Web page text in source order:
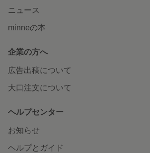
ニュース
minneの本
企業の方へ
広告出稿について
大口注文について
ヘルプセンター
お知らせ
ヘルプとガイド